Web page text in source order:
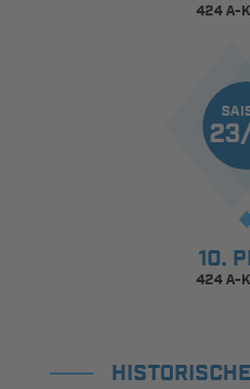
424 A-
10.
424 A-